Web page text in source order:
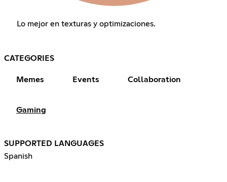
Lo mejor en texturas y optimizaciones.
CATEGORIES
Memes Events Collaboration
Gaming
SUPPORTED LANGUAGES
Spanish